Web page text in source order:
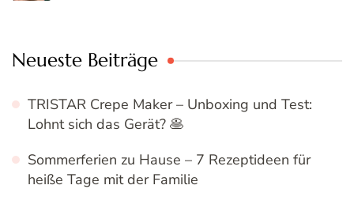
Neueste Beiträge
TRISTAR Crepe Maker – Unboxing und Test:
Lohnt sich das Gerät? 🥞
Sommerferien zu Hause – 7 Rezeptideen für
heiße Tage mit der Familie